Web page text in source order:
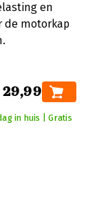
en
de motorkap
in huis | Gratis